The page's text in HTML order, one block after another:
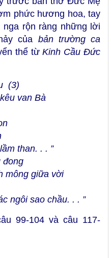
phức hương hoa, tay
nga rộn ràng những lời
của bản trường ca
thể từKinh Cầu Đức
(3)
van Bà
than. . . ”
đong
mông giữa vời
ngôi sao chầu. . . ”
99-104 và câu 117-